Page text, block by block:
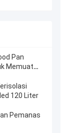
Pan
Memuat
120 Liter
Pemanas